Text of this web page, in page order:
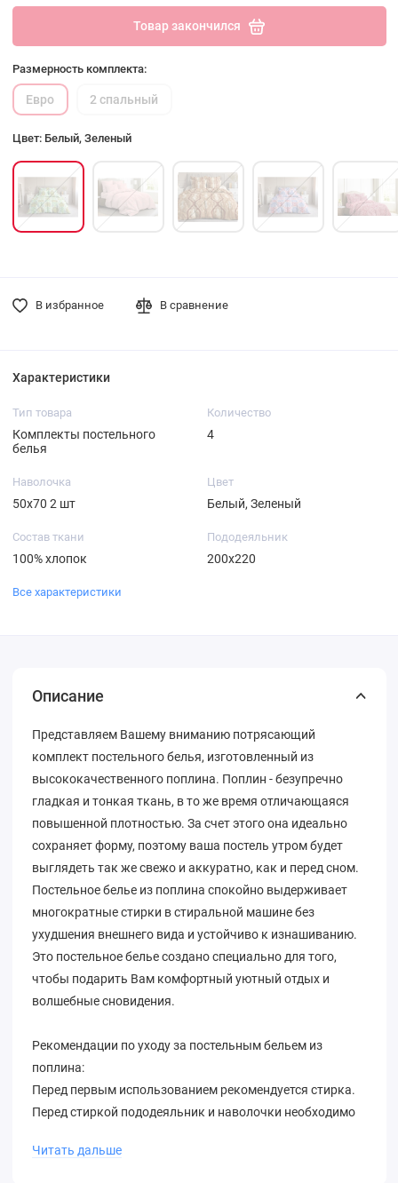
Товар закончился
Размерность комплекта:
Евро 2 спальный
Цвет: Белый, Зеленый
В избранное В сравнение
Характеристики
Тип товара
Комплекты постельного
белья
Количество
4
Наволочка
50х70 2 шт
Цвет
Белый, Зеленый
Состав ткани
100% хлопок
Пододеяльник
200х220
Все характеристики
Описание
Представляем Вашему вниманию потрясающий
комплект постельного белья, изготовленный из
высококачественного поплина. Поплин - безупречно
гладкая и тонкая ткань, в то же время отличающаяся
повышенной плотностью. За счет этого она идеально
сохраняет форму, поэтому ваша постель утром будет
выглядеть так же свежо и аккуратно, как и перед сном.
Постельное белье из поплина спокойно выдерживает
многократные стирки в стиральной машине без
ухудшения внешнего вида и устойчиво к изнашиванию.
Это постельное белье создано специально для того,
чтобы подарить Вам комфортный уютный отдых и
волшебные сновидения.
Рекомендации по уходу за постельным бельем из
поплина:
Перед первым использованием рекомендуется стирка.
Перед стиркой пододеяльник и наволочки необходимо
пододеяльника. Стирать руками или в стиральной
Читать дальше